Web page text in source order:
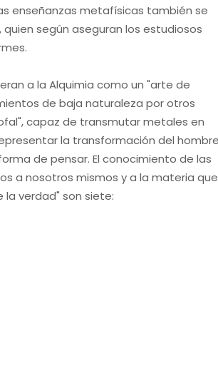
enseñanzas metafísicas también se
según aseguran los estudiosos
a la Alquimia como un "arte de
de baja naturaleza por otros
capaz de transmutar metales en
la transformación del
de pensar. El conocimiento de las
a nosotros mismos y a la materia que
la verdad" son siete: